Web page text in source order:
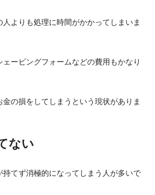
よりも処理に時間がかかってしまいま
ェービングフォームなどの費用もかなり
金の損をしてしまうという現状がありま
ない
持てず消極的になってしまう人が多いで